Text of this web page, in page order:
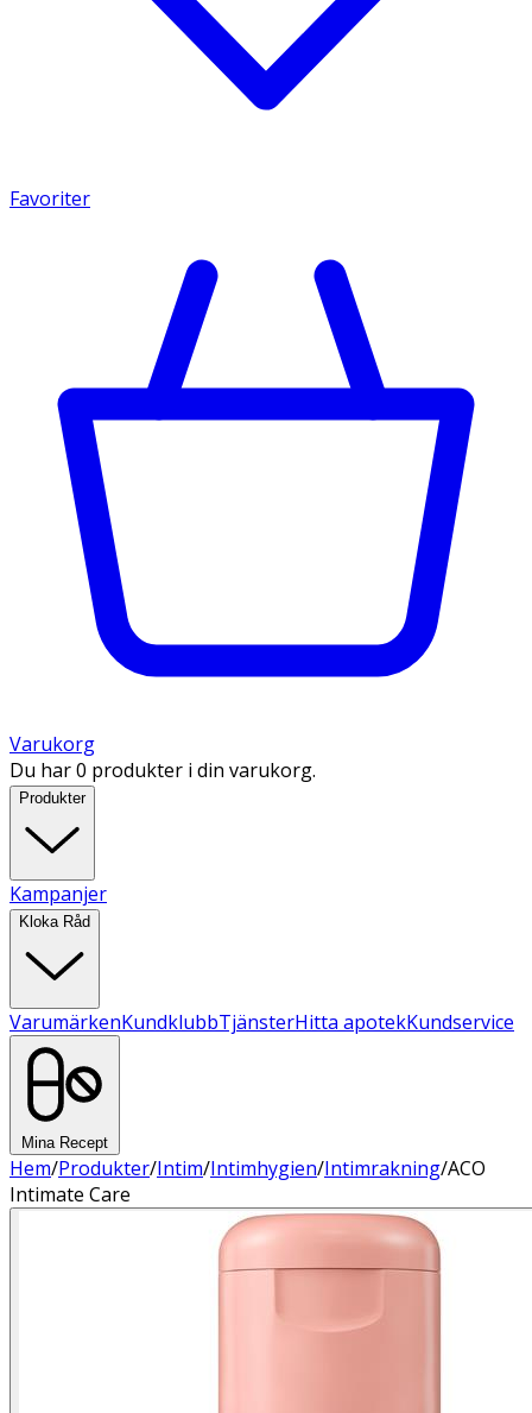
Favoriter
Varukorg
Du har 0 produkter i din varukorg.
Produkter
Kampanjer
Kloka Råd
VarumärkenKundklubbTjänsterHitta apotekKundservice
Mina Recept
Hem/Produkter/Intim/Intimhygien/Intimrakning/ACO
Intimate Care